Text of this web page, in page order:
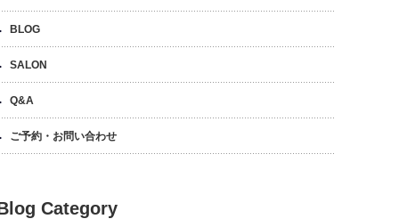
BLOG
SALON
Q&A
ご予約・お問い合わせ
Category